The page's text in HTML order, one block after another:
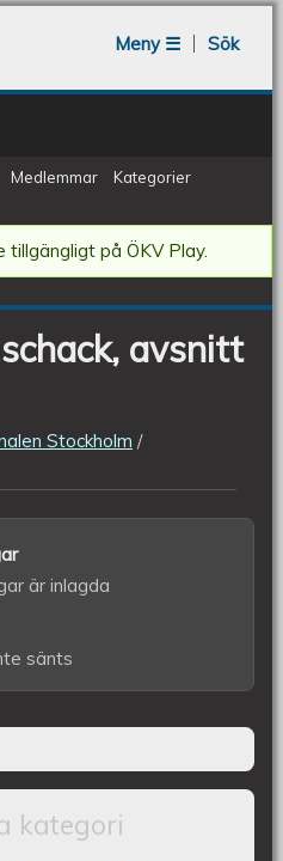
Meny ☰
Sök
Medlemmar Kategorier
på ÖKV Play.
avsnitt
Stockholm
är inlagda
sänts
kategori